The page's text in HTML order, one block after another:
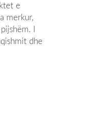
e
merkur,
I
dhe